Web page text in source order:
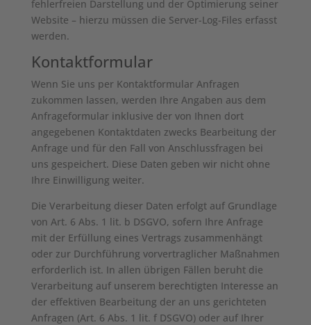
fehlerfreien Darstellung und der Optimierung seiner
Website – hierzu müssen die Server-Log-Files erfasst
werden.
Kontaktformular
Wenn Sie uns per Kontaktformular Anfragen
zukommen lassen, werden Ihre Angaben aus dem
Anfrageformular inklusive der von Ihnen dort
angegebenen Kontaktdaten zwecks Bearbeitung der
Anfrage und für den Fall von Anschlussfragen bei
uns gespeichert. Diese Daten geben wir nicht ohne
Ihre Einwilligung weiter.
Die Verarbeitung dieser Daten erfolgt auf Grundlage
von Art. 6 Abs. 1 lit. b DSGVO, sofern Ihre Anfrage
mit der Erfüllung eines Vertrags zusammenhängt
oder zur Durchführung vorvertraglicher Maßnahmen
erforderlich ist. In allen übrigen Fällen beruht die
Verarbeitung auf unserem berechtigten Interesse an
der effektiven Bearbeitung der an uns gerichteten
Anfragen (Art. 6 Abs. 1 lit. f DSGVO) oder auf Ihrer